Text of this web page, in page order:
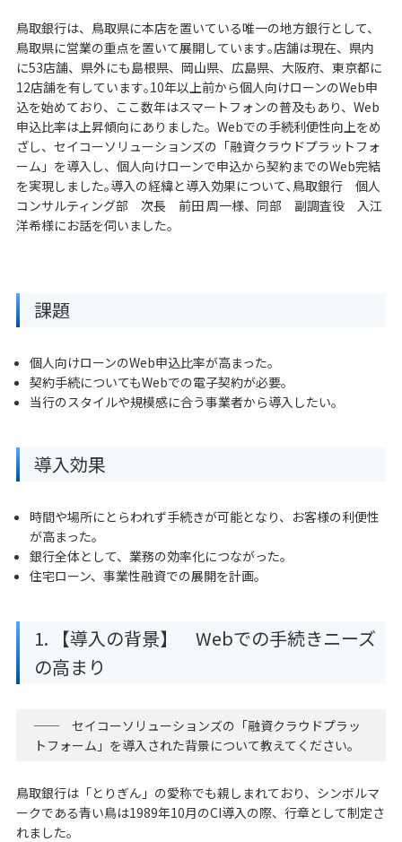
鳥取銀行は、鳥取県に本店を置いている唯一の地方銀行として、
鳥取県に営業の重点を置いて展開しています｡店舗は現在、県内
に53店舗、県外にも島根県、岡山県、広島県、大阪府、東京都に
12店舗を有しています｡10年以上前から個人向けローンのWeb申
込を始めており、ここ数年はスマートフォンの普及もあり、Web
申込比率は上昇傾向にありました。Webでの手続利便性向上をめ
ざし、セイコーソリューションズの「融資クラウドプラットフォ
ーム」を導入し、個人向けローンで申込から契約までのWeb完結
を実現しました｡導入の経緯と導入効果について､鳥取銀行 個人
コンサルティング部 次長 前田 周一様、同部 副調査役 入江
洋希様にお話を伺いました｡
課題
個人向けローンのWeb申込比率が高まった｡
契約手続についてもWebでの電子契約が必要｡
当行のスタイルや規模感に合う事業者から導入したい｡
導入効果
時間や場所にとらわれず手続きが可能となり、お客様の利便性
が高まった｡
銀行全体として、業務の効率化につながった｡
住宅ローン、事業性融資での展開を計画｡
1. 【導入の背景】 Webでの手続きニーズ
の高まり
── セイコーソリューションズの「融資クラウドプラッ
トフォーム」を導入された背景について教えてください｡
鳥取銀行は「とりぎん」の愛称でも親しまれており、シンボルマ
ークである青い鳥は1989年10月のCI導入の際、行章として制定さ
れました｡